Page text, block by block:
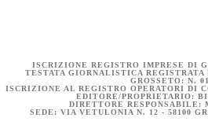
ISCRIZIONE REGISTRO IMPRESE DI
TESTATA GIORNALISTICA
GROSSETO: N.
ISCRIZIONE AL REGISTRO OPERATORI DI
EDITORE/PROPRIETARIO:
DIRETTORE RESPONSABILE:
SEDE: VIA VETULONIA N. 12 - 58100